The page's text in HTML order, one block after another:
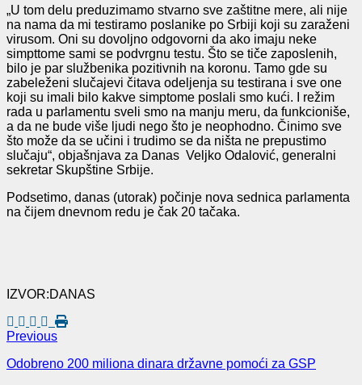
„U tom delu preduzimamo stvarno sve zaštitne mere, ali nije
na nama da mi testiramo poslanike po Srbiji koji su zaraženi
virusom. Oni su dovoljno odgovorni da ako imaju neke
simpttome sami se podvrgnu testu. Što se tiče zaposlenih,
bilo je par službenika pozitivnih na koronu. Tamo gde su
zabeleženi slučajevi čitava odeljenja su testirana i sve one
koji su imali bilo kakve simptome poslali smo kući. I režim
rada u parlamentu sveli smo na manju meru, da funkcioniše,
a da ne bude više ljudi nego što je neophodno. Činimo sve
što može da se učini i trudimo se da ništa ne prepustimo
slučaju“, objašnjava za Danas Veljko Odalović, generalni
sekretar Skupštine Srbije.
Podsetimo, danas (utorak) počinje nova sednica parlamenta
na čijem dnevnom redu je čak 20 tačaka.
IZVOR:DANAS
Previous
Odobreno 200 miliona dinara državne pomoći za GSP